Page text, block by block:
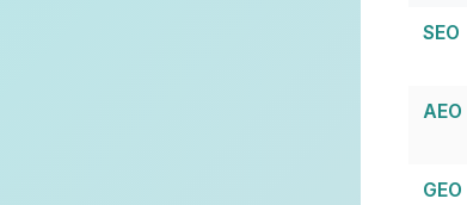
SEO
AEO
GEO